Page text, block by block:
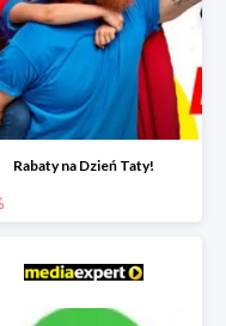
Rabaty na Dzień Taty!